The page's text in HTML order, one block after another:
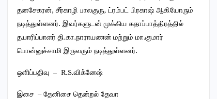
தனசேகரன், சீர்காழி பாலகுரு, ட்ரம்பட் பிரகாஷ் ஆகியோரும்
நடித்துள்ளனர். இவர்களுடன் முக்கிய கதாப்பாத்திரத்தில்
தயாரிப்பாளர் தி.கா.நாராயணன் மற்றும் மா.குமார்
பொன்னுச்சாமி இருவரும் நடித்துள்ளனர்.
ஒளிப்பதிவு – R.S.விக்னேஷ்
இசை – தேனிசை தென்றல் தேவா